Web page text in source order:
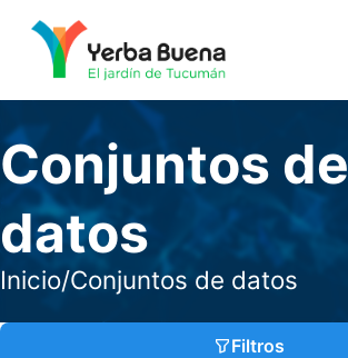
Conjuntos de
datos
Inicio/Conjuntos de datos
Filtros